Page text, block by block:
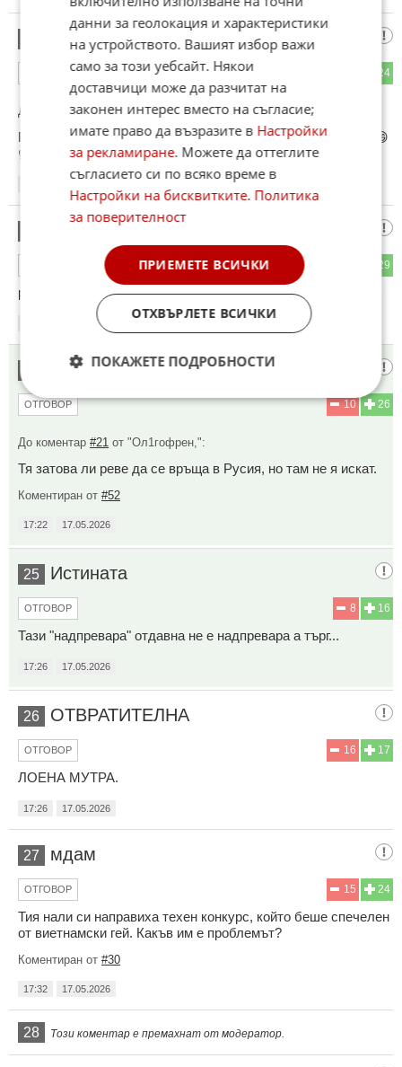
Азис, попфолк изпълнител
24
ОТГОВОР
До коментар#14от "Дует Маша и Мечока":
Поздравявам рассияните с песента Хеликоптар падна 😄😄
☝️
Нямат край
29
руското БЕЗСИЛИЕ и УНИЖЕНИЕ, нямат...😂
17.05.2026
Хахахахахихихи
26
10
ОТГОВОР
До коментар #21 от "Ол1гофрен,":
Тя затова ли реве да се връща в Русия, но там не я искат.
Коментиран от #52
17:22 17.05.2026
25 Истината
16
8
ОТГОВОР
Тази "надпревара" отдавна не е надпревара а търг...
17:26 17.05.2026
26 ОТВРАТИТЕЛНА
17
16
ОТГОВОР
ЛОЕНА МУТРА.
17:26 17.05.2026
27 мдам
24
15
ОТГОВОР
Тия нали си направиха техен конкурс, който беше спечелен
от виетнамски гей. Какъв им е проблемът?
Коментиран от #30
17:32 17.05.2026
28 Този коментар е премахнат от модератор.
данни за геолокация и характеристики
на устройството. Вашият избор важи
само за този уебсайт. Някои
доставчици може да разчитат на
законен интерес вместо на съгласие;
имате право да възразите в Настройки
за рекламиране. Можете да оттеглите
съгласието си по всяко време в
Настройки на бисквитките. Политика
за поверителност
ПРИЕМЕТЕ ВСИЧКИ
ОТХВЪРЛЕТЕ ВСИЧКИ
ПОКАЖЕТЕ ПОДРОБНОСТИ